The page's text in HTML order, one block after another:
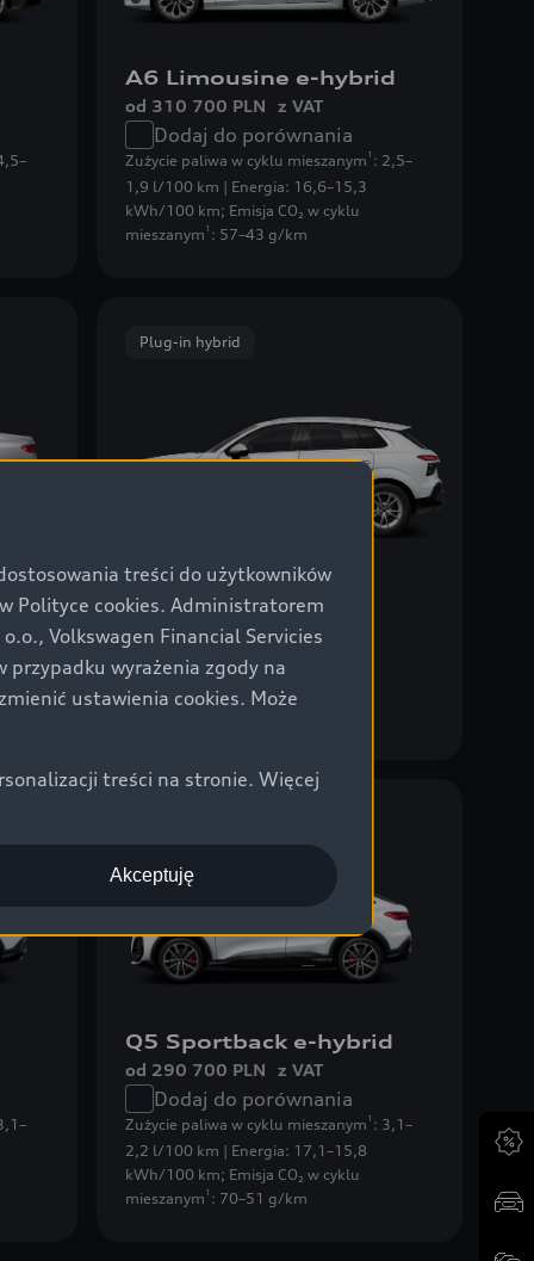
A6 Limousine e-hybrid
od 310 700 PLN z VAT
Dodaj do porównania
Zużycie paliwa w cyklu mieszanym 1 : 2,5–
1,9 l/100 km | Energia: 16,6–15,3
kWh/100 km; Emisja CO₂ w cyklu
mieszanym 1 : 57–43 g/km
Plug-in hybrid
Q3 e-hybrid
od 242 100 PLN z VAT
Dodaj do porównania
Q5 Sportback e-hybrid
od 290 700 PLN z VAT
Dodaj do porównania
Zużycie paliwa w cyklu mieszanym 1 : 3,1–
2,2 l/100 km | Energia: 17,1–15,8
kWh/100 km; Emisja CO₂ w cyklu
mieszanym 1 : 70–51 g/km
treści do użytkowników
Polityce cookies. Administratorem
Volkswagen Financial Servicies
przypadku wyrażenia zgody na
ustawienia cookies. Może
treści na stronie. Więcej
Akceptuję